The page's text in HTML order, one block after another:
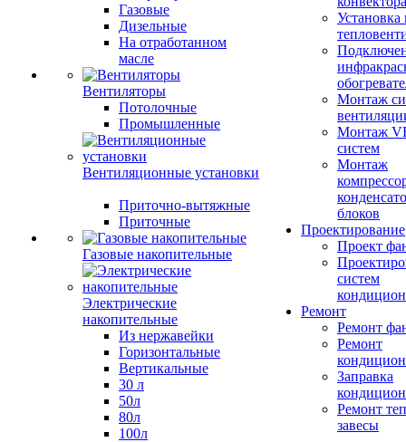
Газовые
Дизельные
На отработанном
масле
Вентиляторы
Потолочные
Промышленные
Вентиляционные установки
Приточно-вытяжные
Приточные
Газовые накопительные
Электрические
накопительные
Из нержавейки
Горизонтальные
Вертикальные
30 л
50л
80л
100л
Установка
Монтаж
Монтаж
систем
Монтаж
блоков
Проектирование
Проект
систем
Ремонт
Ремонт
Ремонт
Заправка
Ремонт
завесы